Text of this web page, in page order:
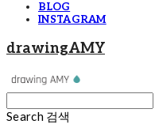
BLOG
INSTAGRAM
drawingAMY
Search 검색